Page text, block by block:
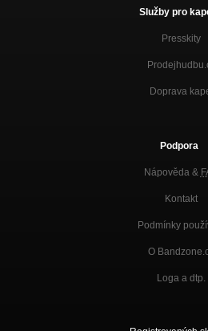
Služby pro
Presskity
Doprava
Podpora
Nápověda &
Kontakt
Podmínky
O
Loga a dtp.